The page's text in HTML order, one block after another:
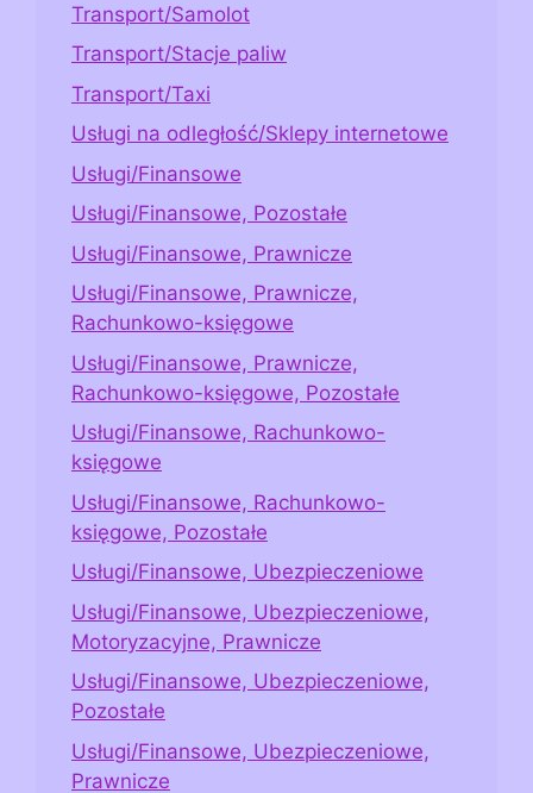
Transport/Samolot
Transport/Stacje paliw
Transport/Taxi
Usługi na odległość/Sklepy internetowe
Usługi/Finansowe
Usługi/Finansowe, Pozostałe
Usługi/Finansowe, Prawnicze
Usługi/Finansowe, Prawnicze,
Rachunkowo-księgowe
Usługi/Finansowe, Prawnicze,
Rachunkowo-księgowe, Pozostałe
Usługi/Finansowe, Rachunkowo-
księgowe
Usługi/Finansowe, Rachunkowo-
księgowe, Pozostałe
Usługi/Finansowe, Ubezpieczeniowe
Usługi/Finansowe, Ubezpieczeniowe,
Motoryzacyjne, Prawnicze
Usługi/Finansowe, Ubezpieczeniowe,
Pozostałe
Usługi/Finansowe, Ubezpieczeniowe,
Prawnicze